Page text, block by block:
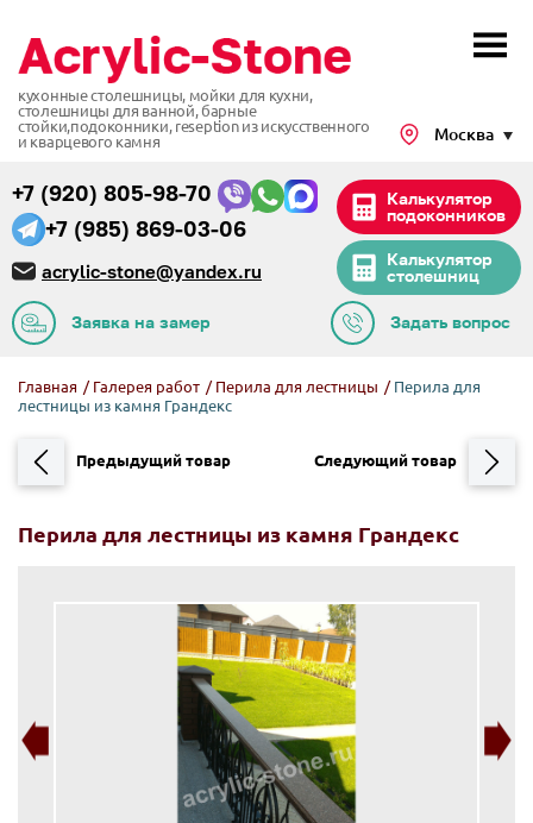
кухонные столешницы, мойки для кухни,
столешницы для ванной, барные
стойки,подоконники, reseption из искусственного
и кварцевого камня
+7 (985) 869-03-06
+7 (920) 805-98-70
acrylic-stone@yandex.ru
Калькулятор
столешниц
Калькулятор
подоконников
Москва
Задать вопрос
Заявка на замер
Главная / Галерея работ / Перила для лестницы / Перила для
лестницы из камня Грандекс
Перила для лестницы из камня Грандекс